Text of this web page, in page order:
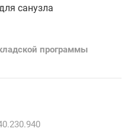
санузла
программы